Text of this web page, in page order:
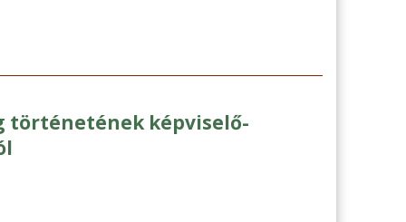
történetének képviselő-